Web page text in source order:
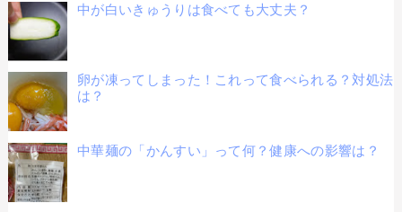
中が白いきゅうりは食べても大丈夫？
卵が凍ってしまった！これって食べられる？対処法
は？
中華麺の「かんすい」って何？健康への影響は？